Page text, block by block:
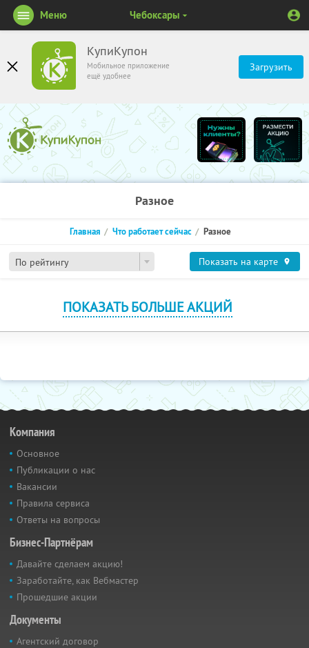
КупиКупон
Мобильное приложение
ещё удобнее
Загрузить
Меню Чебоксары
Разное
По рейтингу
Главная Что работает сейчас Разное
Показать на карте
ПОКАЗАТЬ БОЛЬШЕ АКЦИЙ
Компания
Основное
Публикации о нас
Вакансии
Правила сервиса
Ответы на вопросы
Бизнес-Партнёрам
Давайте сделаем акцию!
Заработайте, как Вебмастер
Прошедшие акции
Документы
Агентский договор